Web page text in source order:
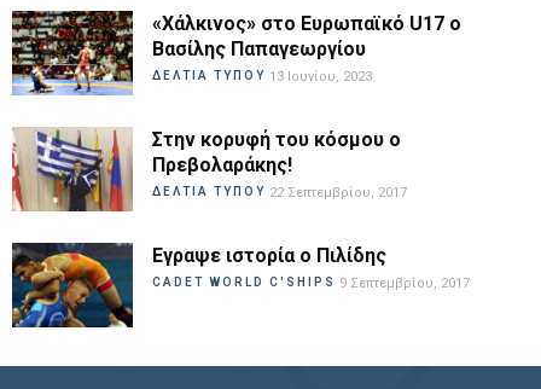
«Χάλκινος» στο Ευρωπαϊκό U17 ο
Βασίλης Παπαγεωργίου
ΔΕΛΤΙΑ ΤΥΠΟΥ 13 Ιουνίου, 2023
Στην κορυφή του κόσμου ο
Πρεβολαράκης!
ΔΕΛΤΙΑ ΤΥΠΟΥ 22 Σεπτεμβρίου, 2017
Εγραψε ιστορία ο Πιλίδης
CADET WORLD C'SHIPS 9 Σεπτεμβρίου, 2017